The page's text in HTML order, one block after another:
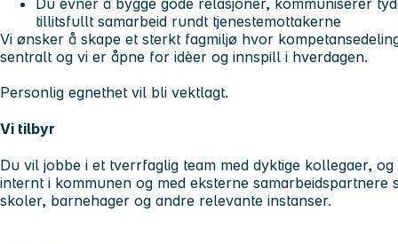
tillitsfullt samarbeid rundt tjenestemottakerne
Vi ønsker å skape et sterkt fagmiljø hvor
sentralt og vi er åpne for idèer og innspill i hverdagen.
Personlig egnethet vil bli vektlagt.
Vi tilbyr
Du vil jobbe i et tverrfaglig team med dyktige kollegaer,
internt i kommunen og med eksterne samarbeidspartnere
skoler, barnehager og andre relevante instanser.